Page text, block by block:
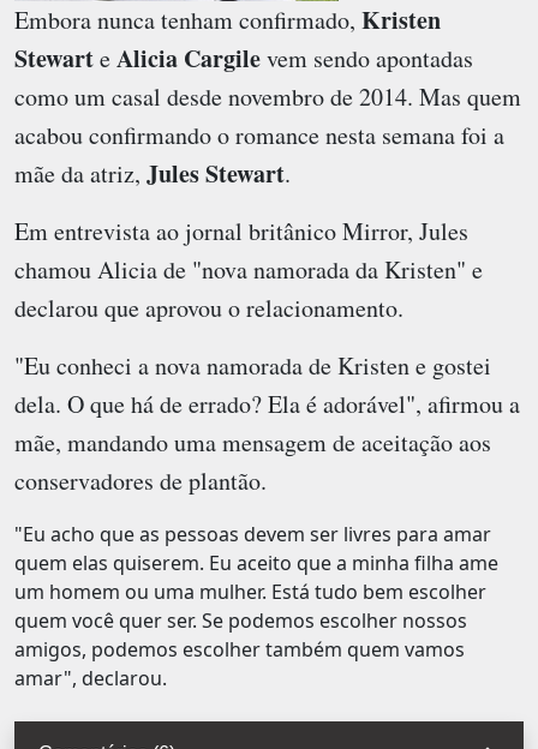
Embora nunca tenham confirmado, Kristen
StewarteAlicia Cargilevem sendo apontadas
como um casal desde novembro de 2014. Mas quem
acabou confirmando o romance nesta semana foi a
mãe da atriz, Jules Stewart.
Em entrevista ao jornal britânico Mirror, Jules
chamou Alicia de "nova namorada da Kristen" e
declarou que aprovou o relacionamento.
"Eu conheci a nova namorada de Kristen e gostei
dela. O que há de errado? Ela é adorável", afirmou a
mãe, mandando uma mensagem de aceitação aos
conservadores de plantão.
"Eu acho que as pessoas devem ser livres para amar
quem elas quiserem. Eu aceito que a minha filha ame
um homem ou uma mulher. Está tudo bem escolher
quem você quer ser. Se podemos escolher nossos
amigos, podemos escolher também quem vamos
amar", declarou.